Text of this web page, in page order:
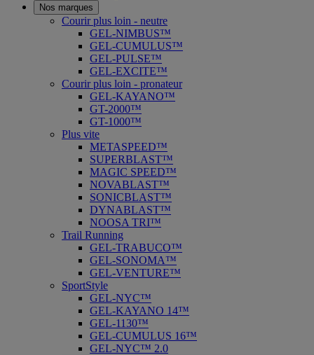
Nos marques
Courir plus loin - neutre
GEL-NIMBUS™
GEL-CUMULUS™
GEL-PULSE™
GEL-EXCITE™
Courir plus loin - pronateur
GEL-KAYANO™
GT-2000™
GT-1000™
Plus vite
METASPEED™
SUPERBLAST™
MAGIC SPEED™
NOVABLAST™
SONICBLAST™
DYNABLAST™
NOOSA TRI™
Trail Running
GEL-TRABUCO™
GEL-SONOMA™
GEL-VENTURE™
SportStyle
GEL-NYC™
GEL-KAYANO 14™
GEL-1130™
GEL-CUMULUS 16™
GEL-NYC™ 2.0